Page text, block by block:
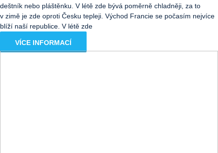
deštník nebo pláštěnku. V létě zde bývá poměrně chladněji, za to
v zimě je zde oproti Česku tepleji. Východ Francie se počasím nejvíce
blíží naší republice. V létě zde
VÍCE INFORMACÍ